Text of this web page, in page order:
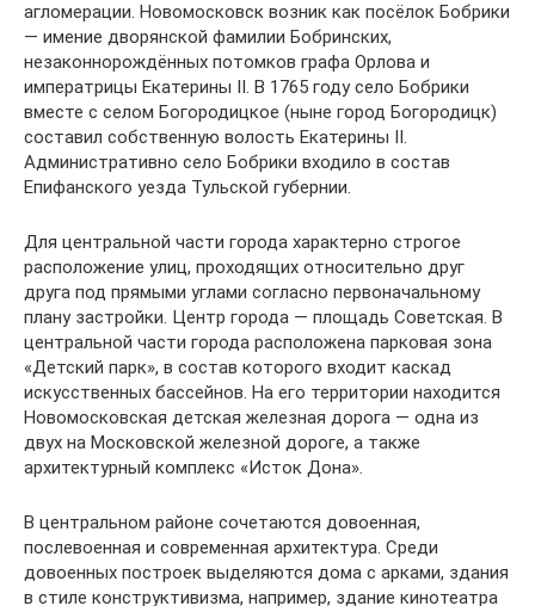
агломерации. Новомосковск возник как посёлок Бобрики
— имение дворянской фамилии Бобринских,
незаконнорождённых потомков графа Орлова и
императрицы Екатерины II. В 1765 году село Бобрики
вместе с селом Богородицкое (ныне город Богородицк)
составил собственную волость Екатерины II.
Административно село Бобрики входило в состав
Епифанского уезда Тульской губернии.
Для центральной части города характерно строгое
расположение улиц, проходящих относительно друг
друга под прямыми углами согласно первоначальному
плану застройки. Центр города — площадь Советская. В
центральной части города расположена парковая зона
«Детский парк», в состав которого входит каскад
искусственных бассейнов. На его территории находится
Новомосковская детская железная дорога — одна из
двух на Московской железной дороге, а также
архитектурный комплекс «Исток Дона».
В центральном районе сочетаются довоенная,
послевоенная и современная архитектура. Среди
довоенных построек выделяются дома с арками, здания
в стиле конструктивизма, например, здание кинотеатра